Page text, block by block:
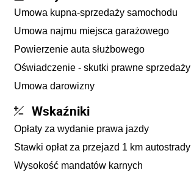
Umowa kupna-sprzedaży samochodu
Umowa najmu miejsca garażowego
Powierzenie auta służbowego
Oświadczenie - skutki prawne sprzedaży
Umowa darowizny
Wskaźniki
Opłaty za wydanie prawa jazdy
Stawki opłat za przejazd 1 km autostrady
Wysokość mandatów karnych